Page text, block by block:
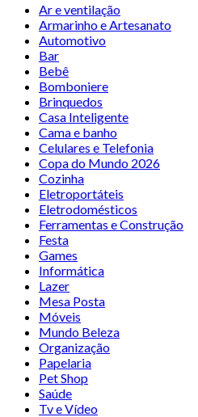
Ar e ventilação
Armarinho e Artesanato
Automotivo
Bar
Bebê
Bomboniere
Brinquedos
Casa Inteligente
Cama e banho
Celulares e Telefonia
Copa do Mundo 2026
Cozinha
Eletroportáteis
Eletrodomésticos
Ferramentas e Construção
Festa
Games
Informática
Lazer
Mesa Posta
Móveis
Mundo Beleza
Organização
Papelaria
Pet Shop
Saúde
Tv e Vídeo